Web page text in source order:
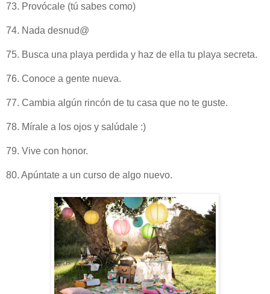
73. Provócale (tú sabes como)
74. Nada desnud@
75. Busca una playa perdida y haz de ella tu playa secreta.
76. Conoce a gente nueva.
77. Cambia algún rincón de tu casa que no te guste.
78. Mírale a los ojos y salúdale :)
79. Vive con honor.
80. Apúntate a un curso de algo nuevo.